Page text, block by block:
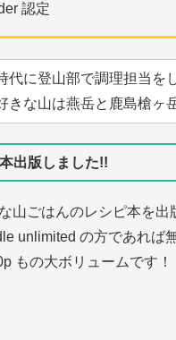
認定
代に登山部で調理担当を
きな山は燕岳と鹿島槍ヶ
出版しました!!
山ごはんのレシピ本を出
unlimited の方であれば
もの大ボリュームです！